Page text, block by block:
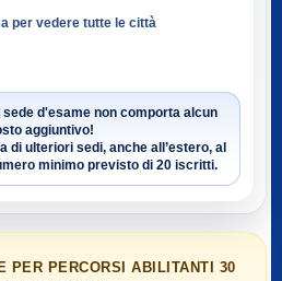
per vedere tutte le città
d'esame non comporta alcun
aggiuntivo!
di ulteriori sedi, anche all’estero, al
minimo previsto di 20 iscritti.
PER PERCORSI ABILITANTI 30